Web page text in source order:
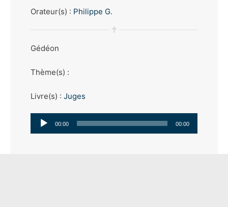
Orateur(s) : Philippe G.
Gédéon
Thème(s) :
Livre(s) : Juges
Lecteur
00:00 00:00